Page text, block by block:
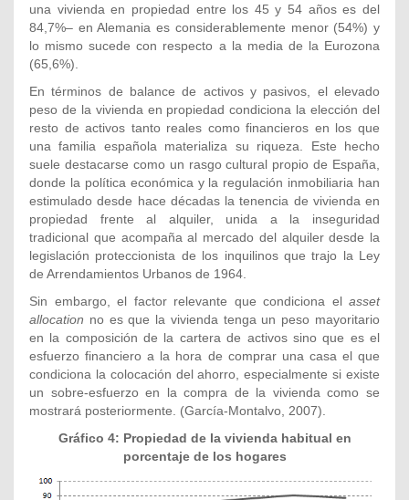
una vivienda en propiedad entre los 45 y 54 años es del
84,7%– en Alemania es considerablemente menor (54%) y
lo mismo sucede con respecto a la media de la Eurozona
(65,6%).
En términos de balance de activos y pasivos, el elevado
peso de la vivienda en propiedad condiciona la elección del
resto de activos tanto reales como financieros en los que
una familia española materializa su riqueza. Este hecho
suele destacarse como un rasgo cultural propio de España,
donde la política económica y la regulación inmobiliaria han
estimulado desde hace décadas la tenencia de vivienda en
propiedad frente al alquiler, unida a la inseguridad
tradicional que acompaña al mercado del alquiler desde la
legislación proteccionista de los inquilinos que trajo la Ley
de Arrendamientos Urbanos de 1964.
Sin embargo, el factor relevante que condiciona el asset
allocation no es que la vivienda tenga un peso mayoritario
en la composición de la cartera de activos sino que es el
esfuerzo financiero a la hora de comprar una casa el que
condiciona la colocación del ahorro, especialmente si existe
un sobre-esfuerzo en la compra de la vivienda como se
mostrará posteriormente. (García-Montalvo, 2007).
Gráfico 4: Propiedad de la vivienda habitual en
porcentaje de los hogares